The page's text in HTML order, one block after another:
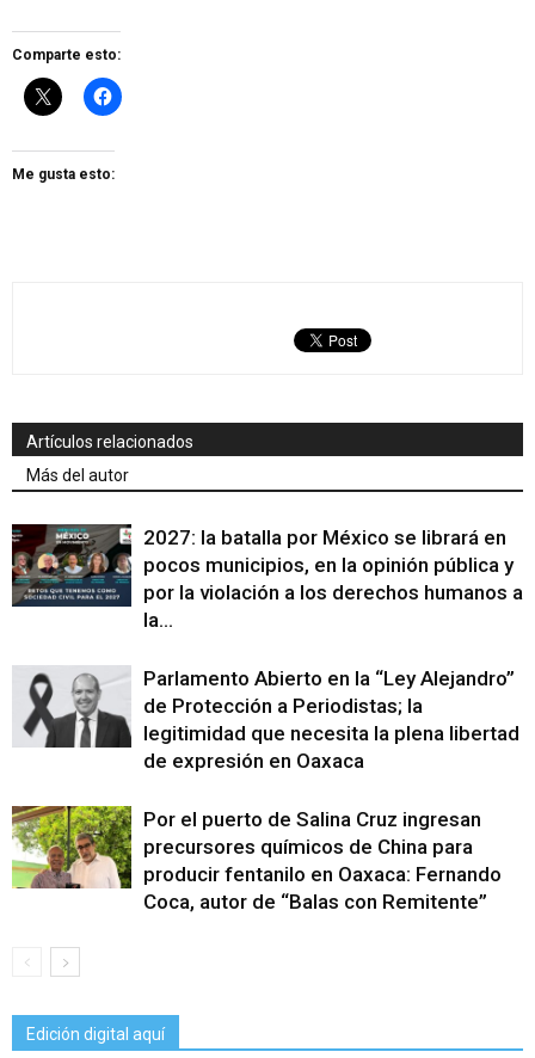
Comparte esto:
Me gusta esto:
Artículos relacionados
Más del autor
2027: la batalla por México se librará en
pocos municipios, en la opinión pública y
por la violación a los derechos humanos a
la...
Parlamento Abierto en la “Ley Alejandro”
de Protección a Periodistas; la
legitimidad que necesita la plena libertad
de expresión en Oaxaca
Por el puerto de Salina Cruz ingresan
precursores químicos de China para
producir fentanilo en Oaxaca: Fernando
Coca, autor de “Balas con Remitente”
Edición digital aquí